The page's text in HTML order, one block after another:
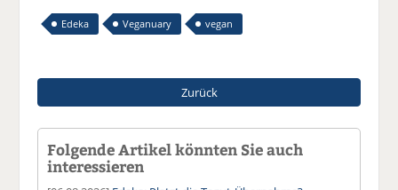
Edeka Veganuary vegan
Zurück
Folgende Artikel könnten Sie auch
interessieren